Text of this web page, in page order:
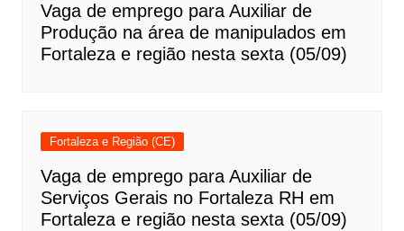
Vaga de emprego para Auxiliar de
Produção na área de manipulados em
Fortaleza e região nesta sexta (05/09)
Fortaleza e Região (CE)
Vaga de emprego para Auxiliar de
Serviços Gerais no Fortaleza RH em
Fortaleza e região nesta sexta (05/09)